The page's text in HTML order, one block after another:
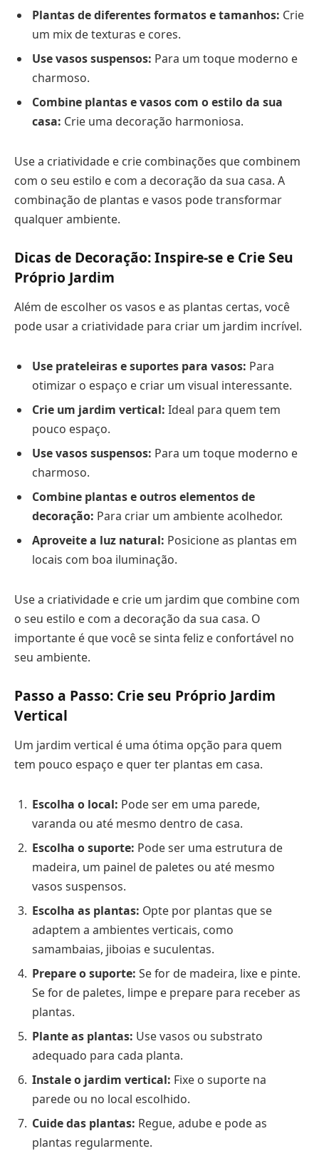
Plantas de diferentes formatos e tamanhos: Crie
um mix de texturas e cores.
Use vasos suspensos: Para um toque moderno e
charmoso.
Combine plantas e vasos com o estilo da sua
casa: Crie uma decoração harmoniosa.
Use a criatividade e crie combinações que combinem
com o seu estilo e com a decoração da sua casa. A
combinação de plantas e vasos pode transformar
qualquer ambiente.
Dicas de Decoração: Inspire-se e Crie Seu
Próprio Jardim
Além de escolher os vasos e as plantas certas, você
pode usar a criatividade para criar um jardim incrível.
Use prateleiras e suportes para vasos: Para
otimizar o espaço e criar um visual interessante.
Crie um jardim vertical: Ideal para quem tem
pouco espaço.
Use vasos suspensos: Para um toque moderno e
charmoso.
Combine plantas e outros elementos de
decoração: Para criar um ambiente acolhedor.
Aproveite a luz natural: Posicione as plantas em
locais com boa iluminação.
Use a criatividade e crie um jardim que combine com
o seu estilo e com a decoração da sua casa. O
importante é que você se sinta feliz e confortável no
seu ambiente.
Passo a Passo: Crie seu Próprio Jardim
Vertical
Um jardim vertical é uma ótima opção para quem
tem pouco espaço e quer ter plantas em casa.
Escolha o local: Pode ser em uma parede,
varanda ou até mesmo dentro de casa.
Escolha o suporte: Pode ser uma estrutura de
madeira, um painel de paletes ou até mesmo
vasos suspensos.
Escolha as plantas: Opte por plantas que se
adaptem a ambientes verticais, como
samambaias, jiboias e suculentas.
Prepare o suporte: Se for de madeira, lixe e pinte.
Se for de paletes, limpe e prepare para receber as
plantas.
Plante as plantas: Use vasos ou substrato
adequado para cada planta.
Instale o jardim vertical: Fixe o suporte na
parede ou no local escolhido.
Cuide das plantas: Regue, adube e pode as
plantas regularmente.